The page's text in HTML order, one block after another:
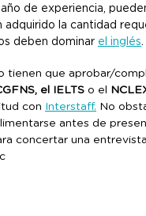
de experiencia,
adquirido la cantidad
deben dominar el inglés
tienen que aprobar/
el IELTS o el
con Interstaff. No
antes de
concertar una